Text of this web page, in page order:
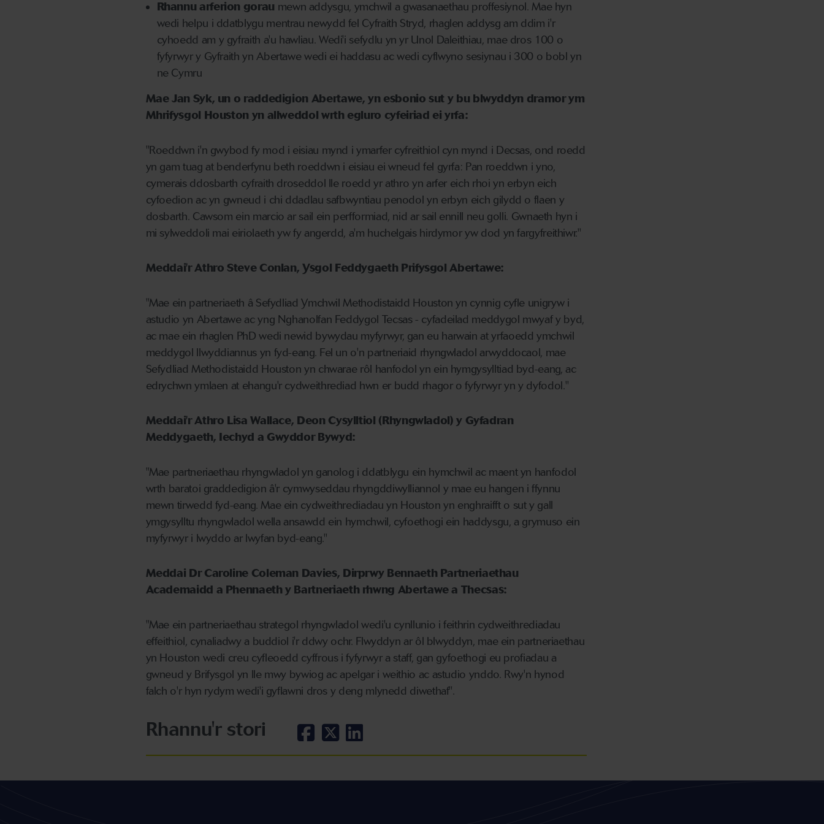
Rhannu arferion gorau mewn addysgu, ymchwil a gwasanaethau proffesiynol. Mae hyn
wedi helpu i ddatblygu mentrau newydd fel Cyfraith Stryd, rhaglen addysg am ddim i'r
cyhoedd am y gyfraith a'u hawliau. Wedi'i sefydlu yn yr Unol Daleithiau, mae dros 100 o
fyfyrwyr y Gyfraith yn Abertawe wedi ei haddasu ac wedi cyflwyno sesiynau i 300 o bobl yn
ne Cymru
Mae Jan Syk, un o raddedigion Abertawe, yn esbonio sut y bu blwyddyn dramor ym
Mhrifysgol Houston yn allweddol wrth egluro cyfeiriad ei yrfa:
"Roeddwn i'n gwybod fy mod i eisiau mynd i ymarfer cyfreithiol cyn mynd i Decsas, ond roedd
yn gam tuag at benderfynu beth roeddwn i eisiau ei wneud fel gyrfa: Pan roeddwn i yno,
cymerais ddosbarth cyfraith droseddol lle roedd yr athro yn arfer eich rhoi yn erbyn eich
cyfoedion ac yn gwneud i chi ddadlau safbwyntiau penodol yn erbyn eich gilydd o flaen y
dosbarth. Cawsom ein marcio ar sail ein perfformiad, nid ar sail ennill neu golli. Gwnaeth hyn i
mi sylweddoli mai eiriolaeth yw fy angerdd, a'm huchelgais hirdymor yw dod yn fargyfreithiwr."
Meddai'r Athro Steve Conlan, Ysgol Feddygaeth Prifysgol Abertawe:
"Mae ein partneriaeth â Sefydliad Ymchwil Methodistaidd Houston yn cynnig cyfle unigryw i
astudio yn Abertawe ac yng Nghanolfan Feddygol Tecsas - cyfadeilad meddygol mwyaf y byd,
ac mae ein rhaglen PhD wedi newid bywydau myfyrwyr, gan eu harwain at yrfaoedd ymchwil
meddygol llwyddiannus yn fyd-eang. Fel un o'n partneriaid rhyngwladol arwyddocaol, mae
Sefydliad Methodistaidd Houston yn chwarae rôl hanfodol yn ein hymgysylltiad byd-eang, ac
edrychwn ymlaen at ehangu'r cydweithrediad hwn er budd rhagor o fyfyrwyr yn y dyfodol."
Meddai'r Athro Lisa Wallace, Deon Cysylltiol (Rhyngwladol) y Gyfadran
Meddygaeth, Iechyd a Gwyddor Bywyd:
"Mae partneriaethau rhyngwladol yn ganolog i ddatblygu ein hymchwil ac maent yn hanfodol
wrth baratoi graddedigion â'r cymwyseddau rhyngddiwylliannol y mae eu hangen i ffynnu
mewn tirwedd fyd-eang. Mae ein cydweithrediadau yn Houston yn enghraifft o sut y gall
ymgysylltu rhyngwladol wella ansawdd ein hymchwil, cyfoethogi ein haddysgu, a grymuso ein
myfyrwyr i lwyddo ar lwyfan byd-eang."
Meddai Dr Caroline Coleman Davies, Dirprwy Bennaeth Partneriaethau
Academaidd a Phennaeth y Bartneriaeth rhwng Abertawe a Thecsas:
"Mae ein partneriaethau strategol rhyngwladol wedi'u cynllunio i feithrin cydweithrediadau
effeithiol, cynaliadwy a buddiol i'r ddwy ochr. Flwyddyn ar ôl blwyddyn, mae ein partneriaethau
yn Houston wedi creu cyfleoedd cyffrous i fyfyrwyr a staff, gan gyfoethogi eu profiadau a
gwneud y Brifysgol yn lle mwy bywiog ac apelgar i weithio ac astudio ynddo. Rwy'n hynod
falch o'r hyn rydym wedi'i gyflawni dros y deng mlynedd diwethaf".
Rhannu'r stori